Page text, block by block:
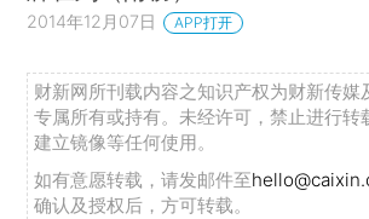
2014年12月07日 APP打开
财新网所刊载内容之知识产权为财新传媒
专属所有或持有。未经许可，禁止进行转
建立镜像等任何使用。
如有意愿转载，请发邮件至
确认及授权后，方可转载。